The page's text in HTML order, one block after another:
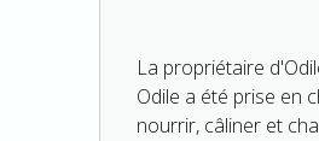
La propriétaire
Odile a été prise en
nourrir, câliner et